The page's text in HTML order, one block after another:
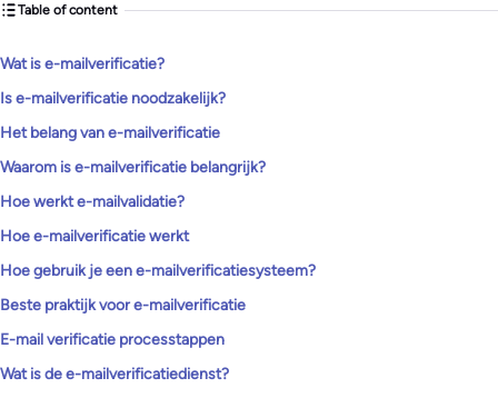
Table of content
Wat is e-mailverificatie?
Is e-mailverificatie noodzakelijk?
Het belang van e-mailverificatie
Waarom is e-mailverificatie belangrijk?
Hoe werkt e-mailvalidatie?
Hoe e-mailverificatie werkt
Hoe gebruik je een e-mailverificatiesysteem?
Beste praktijk voor e-mailverificatie
E-mail verificatie processtappen
Wat is de e-mailverificatiedienst?